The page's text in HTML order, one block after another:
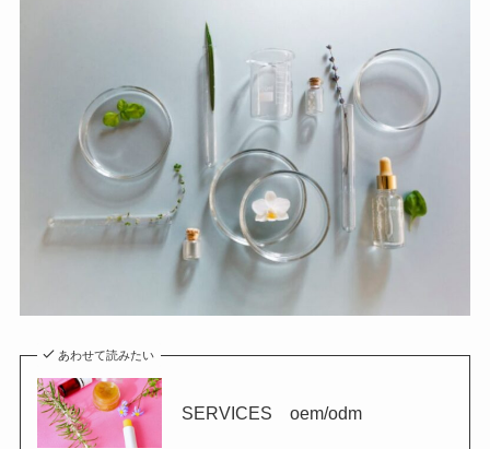
あわせて読みたい
SERVICES oem/odm